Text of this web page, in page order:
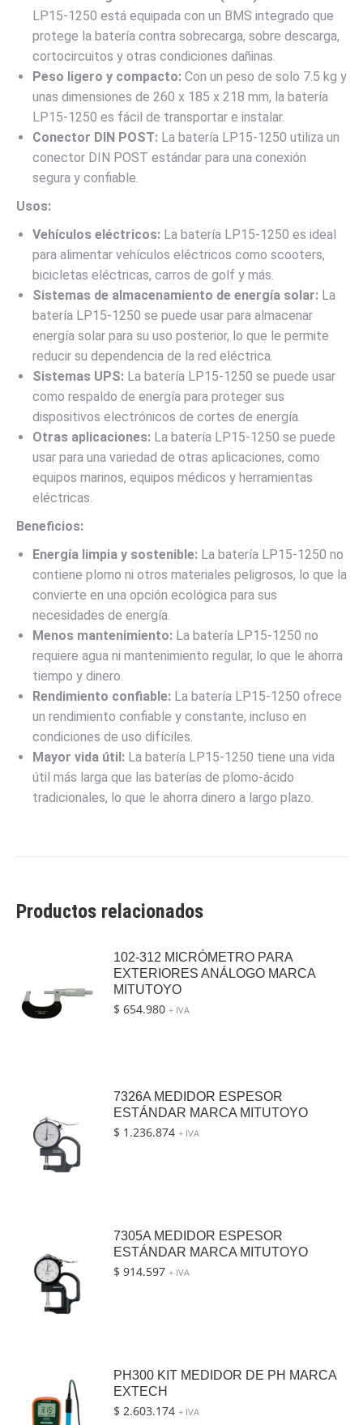
LP15-1250 está equipada con un BMS integrado que
protege la batería contra sobrecarga, sobre descarga,
cortocircuitos y otras condiciones dañinas.
Peso ligero y compacto: Con un peso de solo 7.5 kg y
unas dimensiones de 260 x 185 x 218 mm, la batería
LP15-1250 es fácil de transportar e instalar.
Conector DIN POST: La batería LP15-1250 utiliza un
conector DIN POST estándar para una conexión
segura y confiable.
Usos:
Vehículos eléctricos: La batería LP15-1250 es ideal
para alimentar vehículos eléctricos como scooters,
bicicletas eléctricas, carros de golf y más.
Sistemas de almacenamiento de energía solar: La
batería LP15-1250 se puede usar para almacenar
energía solar para su uso posterior, lo que le permite
reducir su dependencia de la red eléctrica.
Sistemas UPS: La batería LP15-1250 se puede usar
como respaldo de energía para proteger sus
dispositivos electrónicos de cortes de energía.
Otras aplicaciones: La batería LP15-1250 se puede
usar para una variedad de otras aplicaciones, como
equipos marinos, equipos médicos y herramientas
eléctricas.
Beneficios:
Energía limpia y sostenible: La batería LP15-1250 no
contiene plomo ni otros materiales peligrosos, lo que la
convierte en una opción ecológica para sus
necesidades de energía.
Menos mantenimiento: La batería LP15-1250 no
requiere agua ni mantenimiento regular, lo que le ahorra
tiempo y dinero.
Rendimiento confiable: La batería LP15-1250 ofrece
un rendimiento confiable y constante, incluso en
condiciones de uso difíciles.
Mayor vida útil: La batería LP15-1250 tiene una vida
útil más larga que las baterías de plomo-ácido
tradicionales, lo que le ahorra dinero a largo plazo.
Productos relacionados
102-312 MICRÓMETRO PARA
EXTERIORES ANÁLOGO MARCA
MITUTOYO
$ 654.980 + IVA
7326A MEDIDOR ESPESOR
ESTÁNDAR MARCA MITUTOYO
$ 1.236.874 + IVA
7305A MEDIDOR ESPESOR
ESTÁNDAR MARCA MITUTOYO
$ 914.597 + IVA
PH300 KIT MEDIDOR DE PH MARCA
EXTECH
$ 2.603.174 + IVA